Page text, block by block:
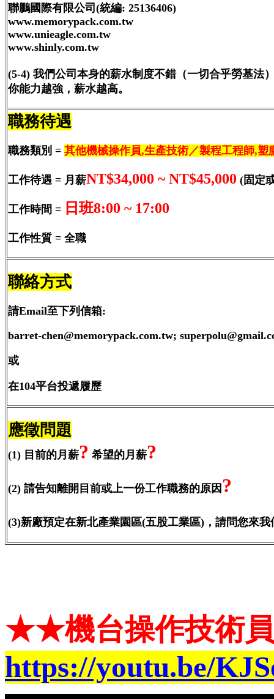
聯鵬國際有限公司(統編: 25136406)
www.memorypack.com.tw
www.unieagle.com.tw
www.shinly.com.tw
(5-4) 我們公司本身的薪水制度不錯（一切合乎勞基法
你能力越強，薪水越高。
職務待遇
職務類別 = 其他機械操作員,生產技術／製程工程師,
工作待遇 = 月薪NT$34,000 ~ NT$45,000 (固定
工作時間 = 日班8:00 ~ 17:00
工作性質 = 全職
聯絡方式
請Email至下列信箱:
barret-chen@memorypack.com.tw;
或
在104平台投遞履歷
應徵問題
(1) 目前的月薪? 希望的月薪?
(2) 請告知離開目前或上一份工作職務的原因 ?
(3)新廠預定在新北產業園區(五股工業區)，請問您來
★★機台操作技術員
https://youtu.be/